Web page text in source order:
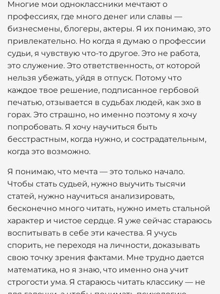
Многие мои одноклассники мечтают о
профессиях, где много денег или славы —
бизнесмены, блогеры, актеры. Я их понимаю, это
привлекательно. Но когда я думаю о профессии
судьи, я чувствую что-то другое. Это не работа,
это служение. Это ответственность, от которой
нельзя убежать, уйдя в отпуск. Потому что
каждое твое решение, подписанное гербовой
печатью, отзывается в судьбах людей, как эхо в
горах. Это страшно, но именно поэтому я хочу
попробовать. Я хочу научиться быть
бесстрастным, когда нужно, и сострадательным,
когда это возможно.
Я понимаю, что мечта — это только начало.
Чтобы стать судьей, нужно выучить тысячи
статей, нужно научиться анализировать,
бесконечно много читать, нужно иметь стальной
характер и чистое сердце. Я уже сейчас стараюсь
воспитывать в себе эти качества. Я учусь
спорить, не переходя на личности, доказывать
свою точку зрения фактами. Мне трудно дается
математика, но я знаю, что именно она учит
строгости ума. Я стараюсь читать классику — не